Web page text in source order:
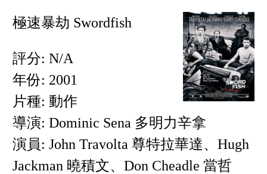
極速暴劫 Swordfish
評分: N/A
年份: 2001
片種: 動作
導演: Dominic Sena 多明力辛拿
演員: John Travolta 尊特拉華達、Hugh
Jackman 曉積文、Don Cheadle 當哲